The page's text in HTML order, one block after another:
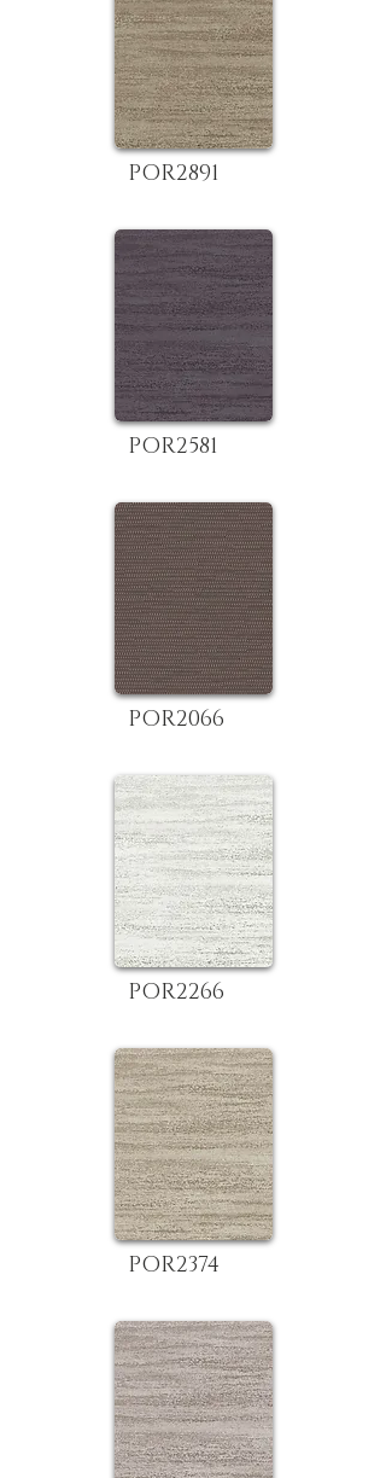
POR2891
POR2581
POR2066
POR2266
POR2374